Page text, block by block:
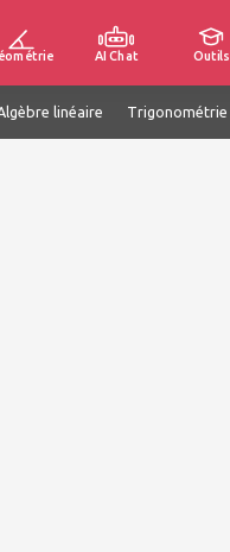
AI Chat Outils
linéaire Trigonométrie